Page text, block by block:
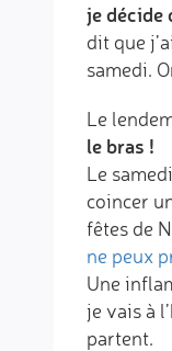
je décide
dit que
samedi.
Le
le bras !
Le
coincer
fêtes de
ne peux
Une
je vais à
partent.